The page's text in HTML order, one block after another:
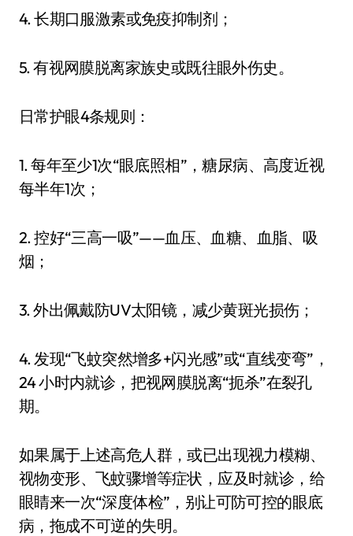
4. 长期口服激素或免疫抑制剂；
5. 有视网膜脱离家族史或既往眼外伤史。
日常护眼4条规则：
1. 每年至少1次“眼底照相”，糖尿病、高度近视
每半年1次；
2. 控好“三高一吸”——血压、血糖、血脂、吸
烟；
3. 外出佩戴防UV太阳镜，减少黄斑光损伤；
4. 发现“飞蚊突然增多+闪光感”或“直线变弯”，
24 小时内就诊，把视网膜脱离“扼杀”在裂孔
期。
如果属于上述高危人群，或已出现视力模糊、
视物变形、飞蚊骤增等症状，应及时就诊，给
眼睛来一次“深度体检”，别让可防可控的眼底
病，拖成不可逆的失明。